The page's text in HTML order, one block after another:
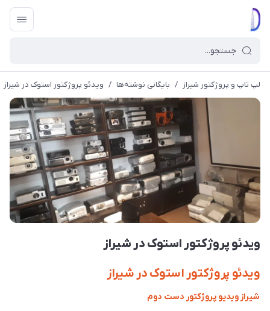
لپ تاپ و پروژکتور شیراز / بایگانی نوشته‌ها / ویدئو پروژکتور استوک در شیراز
ویدئو پروژکتور استوک در شیراز
ویدئو پروژکتور استوک در شیراز
شیراز ویدیو پروژکتور دست دوم